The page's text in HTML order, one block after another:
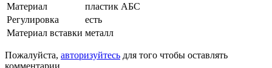
Материал
пластик АБС
Регулировка
есть
Материал вставки металл
Пожалуйста, авторизуйтесь для того чтобы оставлять
комментарии